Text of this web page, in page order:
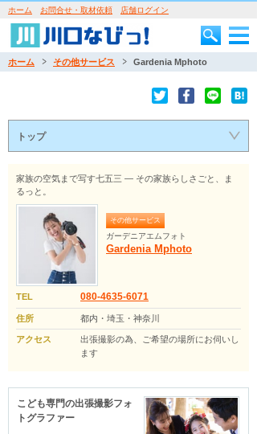
ホーム お問合せ・取材依頼 店舗ログイン
ホーム その他サービス Gardenia Mphoto
トップ
家族の空気まで写す七五三 ― その家族らしさごと、ま
るっと。
その他サービス
ガーデニアエムフォト
Gardenia Mphoto
TEL 080-4635-6071
住所 都内・埼玉・神奈川
アクセス
出張撮影の為、ご希望の場所にお伺いし
ます
こども専門の出張撮影フォ
トグラファー